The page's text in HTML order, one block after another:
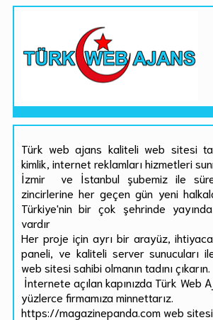
Türk web ajans kaliteli web sitesi
kimlik, internet reklamları hizmetleri
İzmir ve İstanbul şubemiz ile
zincirlerine her geçen gün yeni
Türkiye'nin bir çok şehrinde
vardır
Her proje için ayrı bir arayüz,
paneli, ve kaliteli server sunucuları
web sitesi sahibi olmanın tadını çıkarın.
İnternete açılan kapınızda Türk Web
yüzlerce firmamıza minnettarız.
https://magazinepanda.com web sitesi